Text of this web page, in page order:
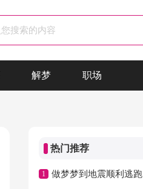
解梦 职场
热门推荐
1 做梦梦到地震顺利逃跑